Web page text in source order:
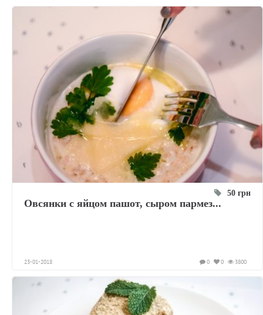
50 грн
Овсянки с яйцом пашот, сыром пармез...
23-01-2018 3800
0
0